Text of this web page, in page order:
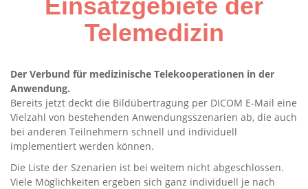
Einsatzgebiete der
Telemedizin
Der Verbund für medizinische Telekooperationen in der
Anwendung.
Bereits jetzt deckt die Bildübertragung per DICOM E-Mail eine
Vielzahl von bestehenden Anwendungsszenarien ab, die auch
bei anderen Teilnehmern schnell und individuell
implementiert werden können.
Die Liste der Szenarien ist bei weitem nicht abgeschlossen.
Viele Möglichkeiten ergeben sich ganz individuell je nach